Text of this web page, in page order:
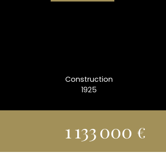
Construction
1925
1 133 000 €